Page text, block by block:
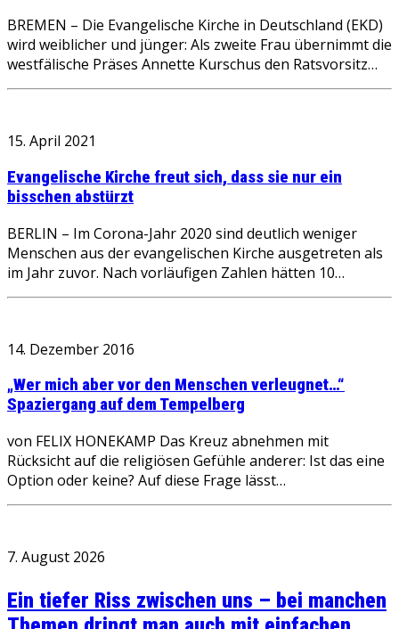
BREMEN – Die Evangelische Kirche in Deutschland (EKD)
wird weiblicher und jünger: Als zweite Frau übernimmt die
westfälische Präses Annette Kurschus den Ratsvorsitz…
15. April 2021
Evangelische Kirche freut sich, dass sie nur ein
bisschen abstürzt
BERLIN – Im Corona-Jahr 2020 sind deutlich weniger
Menschen aus der evangelischen Kirche ausgetreten als
im Jahr zuvor. Nach vorläufigen Zahlen hätten 10…
14. Dezember 2016
„Wer mich aber vor den Menschen verleugnet…“
Spaziergang auf dem Tempelberg
von FELIX HONEKAMP Das Kreuz abnehmen mit
Rücksicht auf die religiösen Gefühle anderer: Ist das eine
Option oder keine? Auf diese Frage lässt…
7. August 2026
Ein tiefer Riss zwischen uns – bei manchen